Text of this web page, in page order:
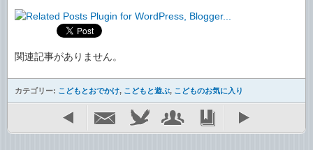
関連記事がありません。
カテゴリー: こどもとおでかけ, こどもと遊ぶ, こどものお気に入り